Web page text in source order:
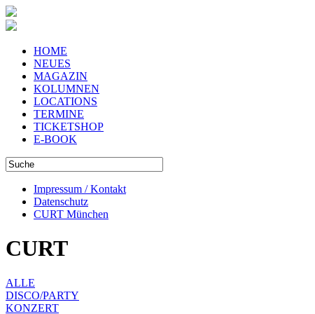
HOME
NEUES
MAGAZIN
KOLUMNEN
LOCATIONS
TERMINE
TICKETSHOP
E-BOOK
Impressum / Kontakt
Datenschutz
CURT München
CURT
ALLE
DISCO/PARTY
KONZERT